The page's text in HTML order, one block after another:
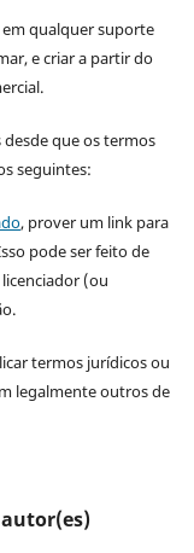
qualquer suporte
e criar a partir do
que os termos
seguintes:
, prover um link para
pode ser feito de
(ou
termos jurídicos ou
legalmente outros de